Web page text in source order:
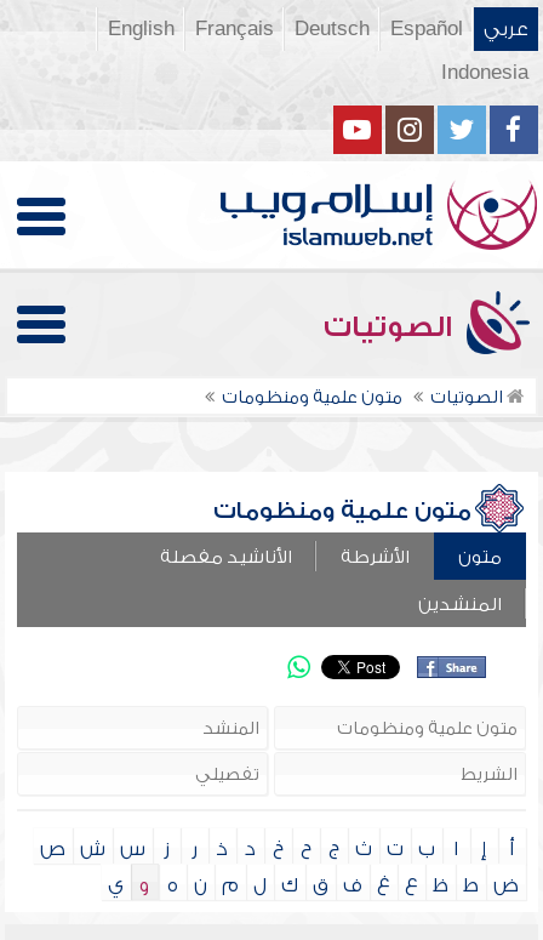
عربي Español
Deutsch
Français
English
Indonesia
الصوتيات
الصوتيات متون علمية ومنظومات
متون علمية ومنظومات
متون الأشرطة الأناشيد مفصلة
المنشدين
أ إ ا ب ت ث ج ح خ د ذ ر ز س ش
ص
ض
ط ظ ع غ ف ق ك ل م ن ه و ي